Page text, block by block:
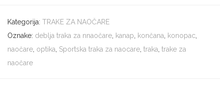
Kategorija: TRAKE ZA NAOČARE
Oznake: deblja traka za nnaočare kanap končana konopac
naočare optika Sportska traka za naocare traka trake za
naočare